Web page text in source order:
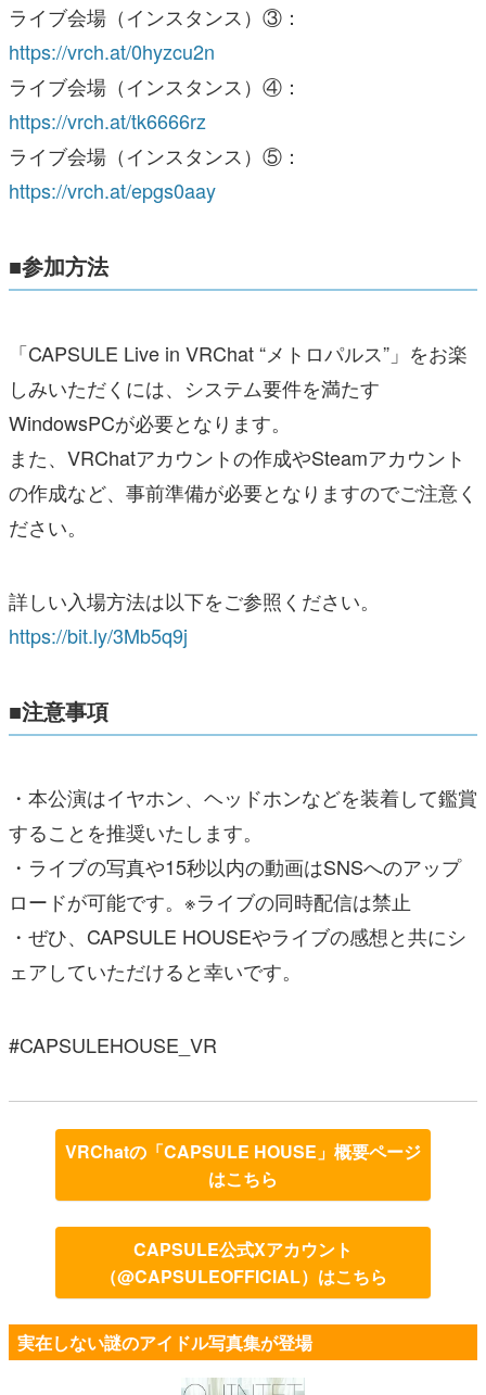
ライブ会場（インスタンス）③：
https://vrch.at/0hyzcu2n
ライブ会場（インスタンス）④：
https://vrch.at/tk6666rz
ライブ会場（インスタンス）⑤：
https://vrch.at/epgs0aay
■参加方法
「CAPSULE Live in VRChat “メトロパルス”」をお楽
しみいただくには、システム要件を満たす
WindowsPCが必要となります。
また、VRChatアカウントの作成やSteamアカウント
の作成など、事前準備が必要となりますのでご注意く
ださい。
詳しい入場方法は以下をご参照ください。
https://bit.ly/3Mb5q9j
■注意事項
・本公演はイヤホン、ヘッドホンなどを装着して鑑賞
することを推奨いたします。
・ライブの写真や15秒以内の動画はSNSへのアップ
ロードが可能です。※ライブの同時配信は禁止
・ぜひ、CAPSULE HOUSEやライブの感想と共にシ
ェアしていただけると幸いです。
#CAPSULEHOUSE_VR
VRChatの「CAPSULE HOUSE」概要ページ
はこちら
CAPSULE公式Xアカウント
（@CAPSULEOFFICIAL）はこちら
実在しない謎のアイドル写真集が登場